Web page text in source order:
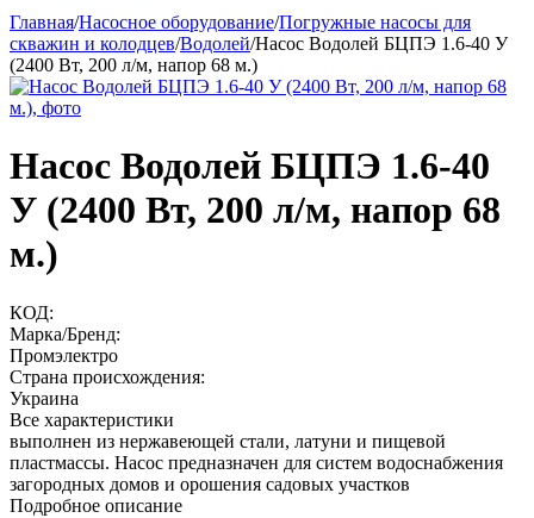
Главная/Насосное оборудование/Погружные насосы для
скважин и колодцев/Водолей/Насос Водолей БЦПЭ 1.6-40 У
(2400 Вт, 200 л/м, напор 68 м.)
Насос Водолей БЦПЭ 1.6-40
У (2400 Вт, 200 л/м, напор 68
м.)
КОД:
Марка/Бренд:
Промэлектро
Страна происхождения:
Украина
Все характеристики
выполнен из нержавеющей стали, латуни и пищевой
пластмассы. Насос предназначен для систем водоснабжения
загородных домов и орошения садовых участков
Подробное описание